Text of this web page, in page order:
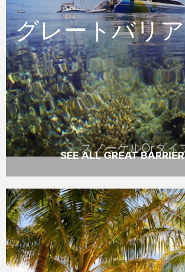
スノーケルOrダイ
グレートバリ
フ
ハミルトン島出発の記憶に残る
アーでまだあまり知られていな
リアリーフのスポットへご案
READ MORE
SEE ALL GREAT